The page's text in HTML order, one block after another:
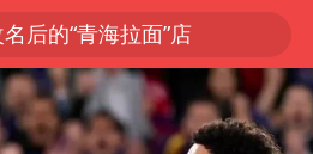
后的“青海拉面”店
俄称欧洲若想和平解决冲突应停止援乌
“汉光秀”开场闹剧多